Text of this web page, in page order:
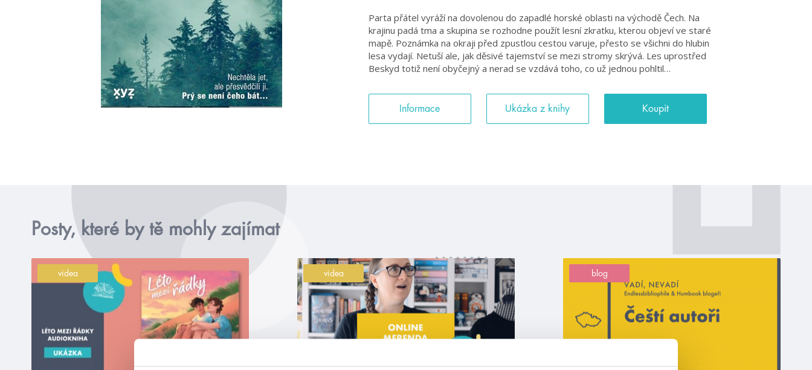
Parta přátel vyráží na dovolenou do zapadlé horské oblasti na východě Čech. Na
krajinu padá tma a skupina se rozhodne použít lesní zkratku, kterou objeví ve staré
mapě. Poznámka na okraji před zpustlou cestou varuje, přesto se všichni do hlubin
lesa vydají. Netuší ale, jak děsivé tajemství se mezi stromy skrývá. Les uprostřed
Beskyd totiž není obyčejný a nerad se vzdává toho, co už jednou pohltil…
Informace Ukázka z knihy Koupit
Posty, které by tě mohly zajímat
videa videa blog